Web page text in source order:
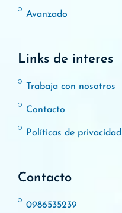
Avanzado
Links de interes
Trabaja con nosotros
Contacto
Políticas de privacidad
Contacto
0986535239